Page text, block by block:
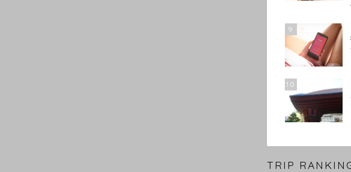
9
10
TRIP